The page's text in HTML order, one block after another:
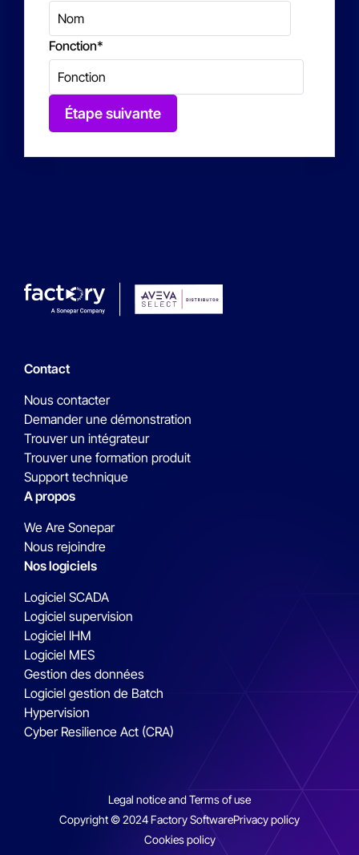
Fonction*
Étape suivante
Contact
Nous contacter
Demander une démonstration
Trouver un intégrateur
Trouver une formation produit
Support technique
A propos
We Are Sonepar
Nous rejoindre
Nos logiciels
Logiciel SCADA
Logiciel supervision
Logiciel IHM
Logiciel MES
Gestion des données
Logiciel gestion de Batch
Hypervision
Cyber Resilience Act (CRA)
Legal notice and Terms of use
Copyright © 2024 Factory SoftwarePrivacy policy
Cookies policy